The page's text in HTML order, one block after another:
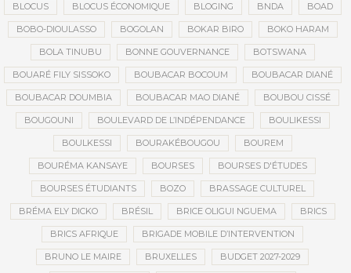
BLOCUS BLOCUS ÉCONOMIQUE BLOGING BNDA BOAD
BOBO-DIOULASSO BOGOLAN BOKAR BIRO BOKO HARAM
BOLA TINUBU BONNE GOUVERNANCE BOTSWANA
BOUARÉ FILY SISSOKO BOUBACAR BOCOUM BOUBACAR DIANÉ
BOUBACAR DOUMBIA BOUBACAR MAO DIANÉ BOUBOU CISSÉ
BOUGOUNI BOULEVARD DE L’INDÉPENDANCE BOULIKESSI
BOULKESSI BOURAKÉBOUGOU BOUREM
BOURÉMA KANSAYE BOURSES BOURSES D'ÉTUDES
BOURSES ÉTUDIANTS BOZO BRASSAGE CULTUREL
BRÉMA ELY DICKO BRÉSIL BRICE OLIGUI NGUEMA BRICS
BRICS AFRIQUE BRIGADE MOBILE D’INTERVENTION
BRUNO LE MAIRE BRUXELLES BUDGET 2027-2029